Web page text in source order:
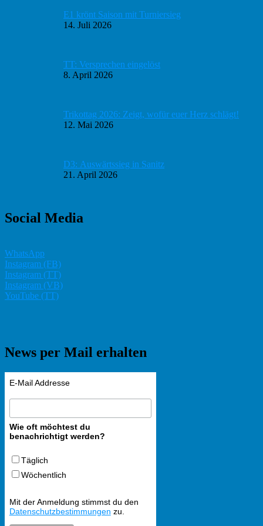
E1 krönt Saison mit Turniersieg
14. Juli 2026
TT: Versprechen eingelöst
8. April 2026
Trikottag 2026: Zeigt, wofür euer Herz schlägt!
12. Mai 2026
D3: Auswärtssieg in Sanitz
21. April 2026
Social Media
WhatsApp
Instagram (FB)
Instagram (TT)
Instagram (VB)
YouTube (TT)
News per Mail erhalten
E-Mail Addresse
Wie oft möchtest du
benachrichtigt werden?
Täglich
Wöchentlich
Mit der Anmeldung stimmst du den
Datenschutzbestimmungen zu.